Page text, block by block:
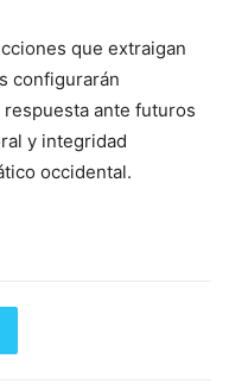
que extraigan
configurarán
ante futuros
y integridad
occidental.